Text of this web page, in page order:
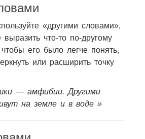
«другими словами»,
выразить что-то по-другому
его было легче понять,
или расширить точку
— амфибии. Другими
на земле и в воде »